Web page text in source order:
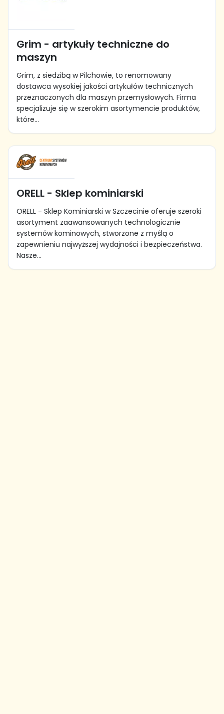
Grim - artykuły techniczne do
maszyn
Grim, z siedzibą w Pilchowie, to renomowany
dostawca wysokiej jakości artykułów technicznych
przeznaczonych dla maszyn przemysłowych. Firma
specjalizuje się w szerokim asortymencie produktów,
które...
ORELL - Sklep kominiarski
ORELL - Sklep Kominiarski w Szczecinie oferuje szeroki
asortyment zaawansowanych technologicznie
systemów kominowych, stworzone z myślą o
zapewnieniu najwyższej wydajności i bezpieczeństwa.
Nasze...